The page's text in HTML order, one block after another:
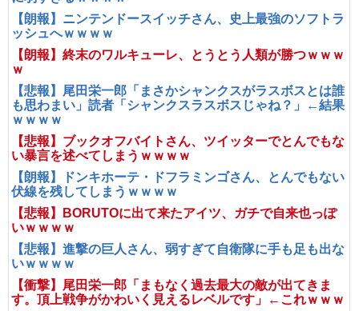
【朗報】ニンテンドースイッチさん、史上最強のソフトラ
ッシュへｗｗｗｗ
【朗報】終末のワルキューレ、とうとう人類が勝つｗｗｗ
ｗ
【悲報】尾田栄一郎「まさかシャンクスがラスボスとは誰
も思わまい」読者「シャンクスラスボスじゃね？」←結果
ｗｗｗｗ
【悲報】ブックオフバイトさん、ツイッターでとんでもな
い暴言を述べてしまうｗｗｗｗ
【朗報】ドンキホーテ・ドフラミンゴさん、とんでもない
伏線を残してしまうｗｗｗｗ
【悲報】BORUTOに出て来たアイツ、ガチで自来也っぽ
いｗｗｗｗ
【悲報】進撃の巨人さん、弱すぎて自衛隊に手も足も出な
いｗｗｗｗ
【衝撃】尾田栄一郎「まもなく過去最大の敵が出てきま
す。頂上戦争がかわいく見えるレベルです」←これｗｗｗ